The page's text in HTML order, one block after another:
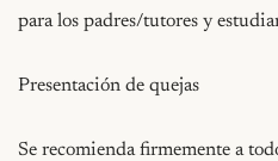
para los padres/tutores y
Presentación de quejas
Se recomienda firmemente a